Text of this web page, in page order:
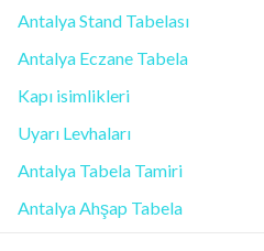
Antalya Stand Tabelası
Antalya Eczane Tabela
Kapı isimlikleri
Uyarı Levhaları
Antalya Tabela Tamiri
Antalya Ahşap Tabela